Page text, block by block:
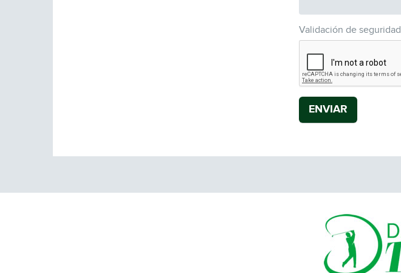
Validación de seguridad
ENVIAR